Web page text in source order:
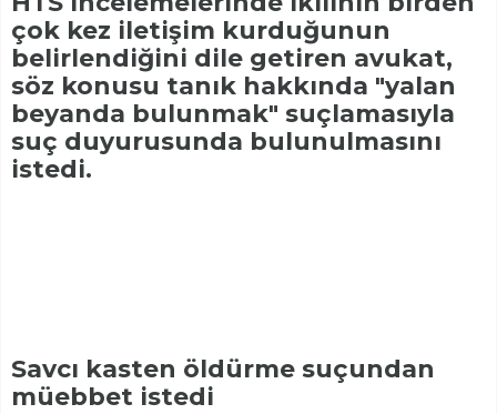
çok kez iletişim kurduğunun
belirlendiğini dile getiren avukat,
söz konusu tanık hakkında "yalan
beyanda bulunmak" suçlamasıyla
suç duyurusunda bulunulmasını
istedi.
Savcı kasten öldürme suçundan
müebbet istedi